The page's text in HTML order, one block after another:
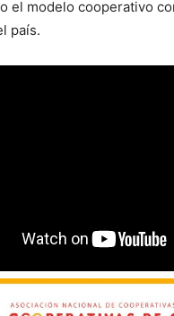
el modelo cooperativo
país.